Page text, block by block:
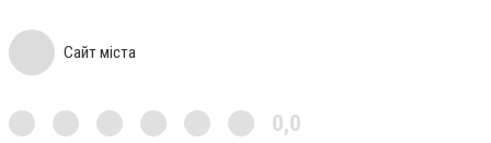
Сайт міста
0,0